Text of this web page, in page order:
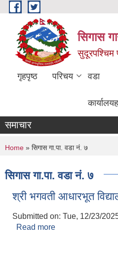
Skip to main content
सिगास
सुदूरपश्चिम
गृहपृष्ठ परिचय वडा
समाचार
You are here
Home » सिगास गा.पा. वडा नं. ७
सिगास गा.पा. वडा नं. ७
श्री भगवती आधारभूत
Submitted on: Tue, 12/23/
Read more